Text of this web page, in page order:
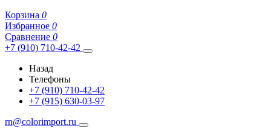
Корзина 0
Избранное 0
Сравнение 0
+7 (910) 710-42-42
Назад
Телефоны
+7 (910) 710-42-42
+7 (915) 630-03-97
rn@colorimport.ru